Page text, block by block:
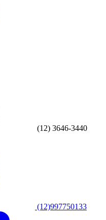
(12) 3646-3440
(12)997750133